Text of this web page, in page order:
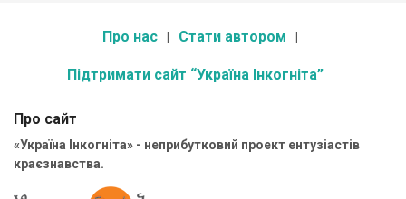
Про нас Стати автором
Підтримати сайт “Україна Інкогніта”
Про сайт
«Україна Інкогніта» - неприбутковий проект ентузіастів
краєзнавства.